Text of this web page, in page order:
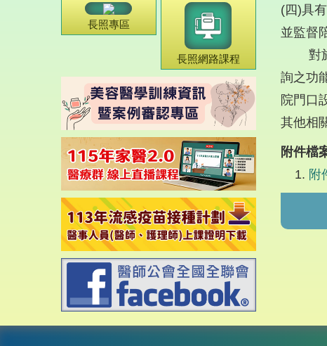
長照專區
長照網路課程
(四)具
並監督
對於
詢之功
院門口
其他相
附件檔
附